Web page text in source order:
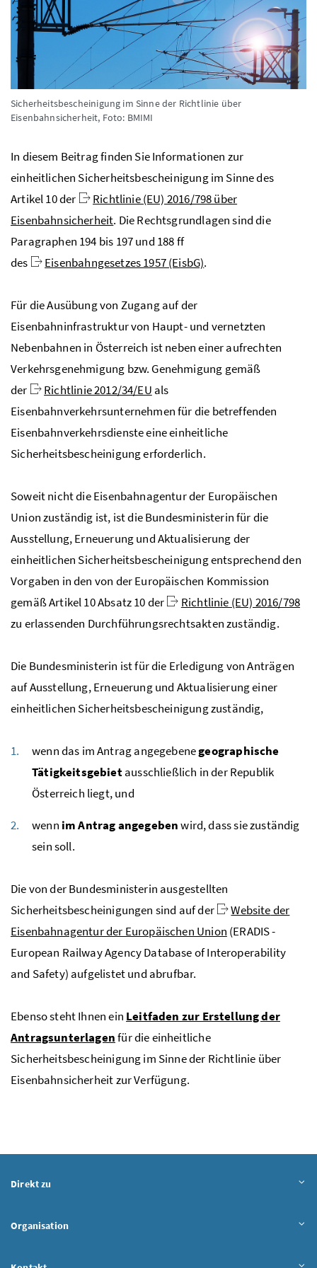
Sicherheitsbescheinigung im Sinne der Richtlinie über
Eisenbahnsicherheit, Foto: BMIMI
In diesem Beitrag finden Sie Informationen zur
einheitlichen Sicherheitsbescheinigung im Sinne des
Artikel 10 der
Richtlinie (EU) 2016/798 über
Eisenbahnsicherheit. Die Rechtsgrundlagen sind die
Paragraphen 194 bis 197 und 188 ff
des
Eisenbahngesetzes 1957 (EisbG).
Für die Ausübung von Zugang auf der
Eisenbahninfrastruktur von Haupt- und vernetzten
Nebenbahnen in Österreich ist neben einer aufrechten
Verkehrsgenehmigung bzw. Genehmigung gemäß
der
Richtlinie 2012/34/EU als
Eisenbahnverkehrsunternehmen für die betreffenden
Eisenbahnverkehrsdienste eine einheitliche
Sicherheitsbescheinigung erforderlich.
Soweit nicht die Eisenbahnagentur der Europäischen
Union zuständig ist, ist die Bundesministerin für die
Ausstellung, Erneuerung und Aktualisierung der
einheitlichen Sicherheitsbescheinigung entsprechend den
Vorgaben in den von der Europäischen Kommission
gemäß Artikel 10 Absatz 10 der
Richtlinie (EU) 2016/798
zu erlassenden Durchführungsrechtsakten zuständig.
Die Bundesministerin ist für die Erledigung von Anträgen
auf Ausstellung, Erneuerung und Aktualisierung einer
einheitlichen Sicherheitsbescheinigung zuständig,
wenn das im Antrag angegebenegeographische
Tätigkeitsgebietausschließlich in der Republik
Österreich liegt, und
wenn im Antrag angegebenwird, dass sie zuständig
sein soll.
Die von der Bundesministerin ausgestellten
Sicherheitsbescheinigungen sind auf der
Websiteder
Eisenbahnagentur der Europäischen Union (ERADIS -
European Railway Agency Database of Interoperability
and Safety) aufgelistet und abrufbar.
Ebenso steht Ihnen ein Leitfaden zur Erstellung der
Antragsunterlagenfür die einheitliche
Sicherheitsbescheinigung im Sinne der Richtlinie über
Eisenbahnsicherheit zur Verfügung.
Direkt zu
Organisation